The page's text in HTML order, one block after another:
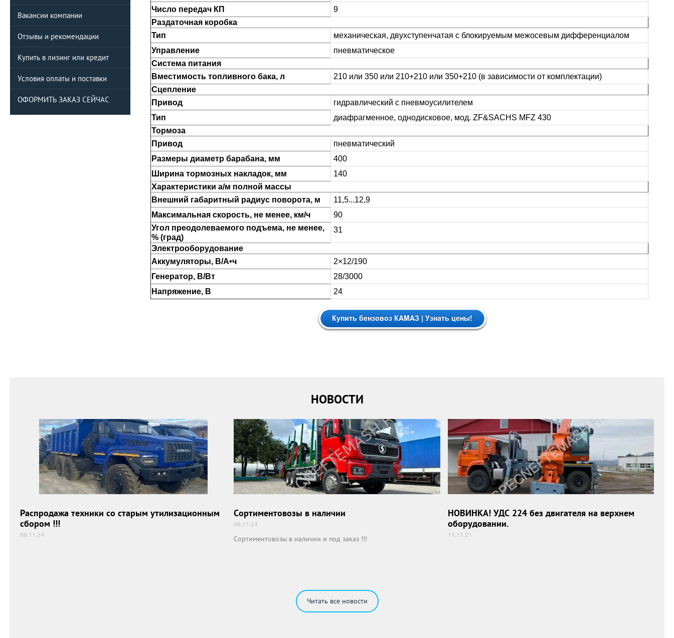
Вакансии компании
Отзывы и рекомендации
Купить в лизинг или кредит
Условия оплаты и поставки
ОФОРМИТЬ ЗАКАЗ СЕЙЧАС
Число передач КП
9
Раздаточная коробка
Тип
механическая, двухступенчатая с блокируемым межосевым дифференциалом
Управление
пневматическое
Система питания
Вместимость топливного бака, л
210 или 350 или 210+210 или 350+210 (в зависимости от комплектации)
Сцепление
Привод
гидравлический с пневмоусилителем
Тип
диафрагменное, однодисковое, мод. ZF&SACHS MFZ 430
Тормоза
Привод
пневматический
Размеры диаметр барабана, мм
400
Ширина тормозных накладок, мм
140
Характеристики а/м полной массы
Внешний габаритный радиус поворота, м
11,5...12,9
Максимальная скорость, не менее, км/ч
90
Угол преодолеваемого подъема, не менее,
% (град)
31
Электрооборудование
Аккумуляторы, В/А•ч
2×12/190
Генератор, В/Вт
28/3000
Напряжение, B
24
НОВОСТИ
Распродажа техники со старым утилизационным
сбором !!!
08.11.24
Сортиментовозы в наличии
08.11.24
Сортиментовозы в наличии и под заказ !!!
НОВИНКА! УДС 224 без двигателя на верхнем
оборудовании.
11.11.21
НОВИНКА! УДС 224 без двигателя на верхнем
оборудовании.
Читать все новости